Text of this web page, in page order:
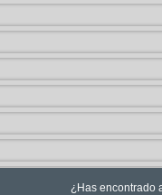
¿Has encontrado